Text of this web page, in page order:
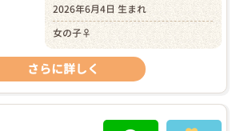
2026年6月4日 生まれ
女の子♀
さらに詳しく